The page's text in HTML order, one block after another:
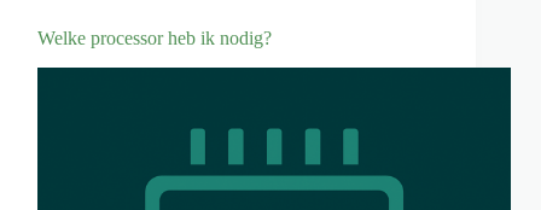
Welke processor heb ik nodig?